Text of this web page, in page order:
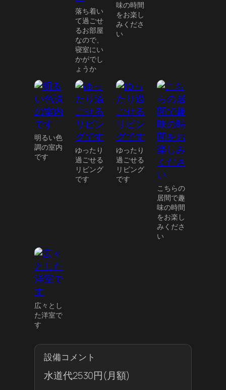
落ち着い
て過ごせ
るお部屋
なので、
寝室にい
かがでし
ょうか
味の時間
をお楽し
みくださ
い
明るい色
調の室内
です
ゆったり
過ごせる
リビング
です
ゆったり
過ごせる
リビング
です
こちらの
居間で趣
味の時間
をお楽し
みくださ
い
広々とし
た洋室で
す
設備コメント
水道代2530円(月額)